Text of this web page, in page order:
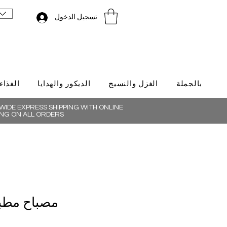
تسجيل الدخول
الديكور والهدايا الغزل والنسيج بالجملة
EXPRESS SHIPPING WITH ONLINE
ON ALL ORDERS
مصباح